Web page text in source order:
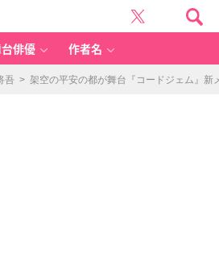
俳優 作者名
吾 > 架空の平安の都が舞台『コードジェム』